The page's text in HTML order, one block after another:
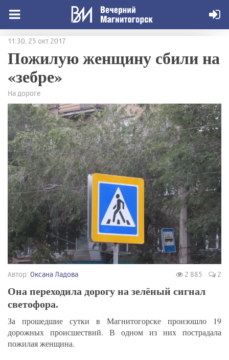
11:30, 25 окт 2017
Пожилую женщину сбили на
«зебре»
На дороге
Автор: Оксана Ладова 2 885 2
Она переходила дорогу на зелёный сигнал
светофора.
За прошедшие сутки в Магнитогорске произошло 19
дорожных происшествий. В одном из них пострадала
пожилая женщина.